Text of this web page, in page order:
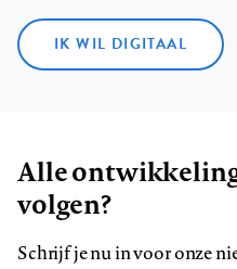
IK WIL DIGITAAL
Alle
volgen?
Schrijf je nu in voor onze